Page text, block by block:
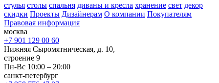
стулья столы спальня диваны и кресла хранение свет декор
скидки Проекты Дизайнерам О компании Покупателям
Правовая информация
москва
+7 901 129 00 60
Нижняя Сыромятническая, д. 10,
строение 9
Пн-Вс 10:00 – 20:00
санкт-петербург